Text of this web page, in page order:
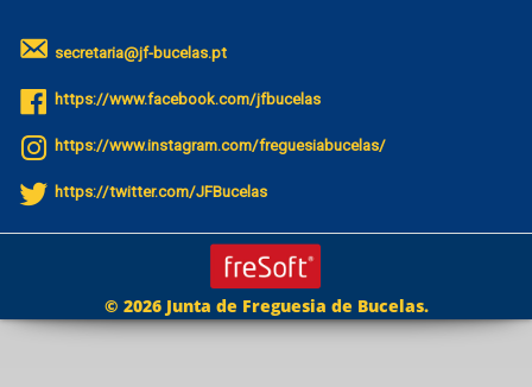
secretaria@jf-bucelas.pt
https://www.facebook.com/jfbucelas
https://www.instagram.com/freguesiabucelas/
https://twitter.com/JFBucelas
© 2026 Junta de Freguesia de Bucelas.